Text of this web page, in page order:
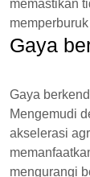
memastikan
Gaya
Gaya
Mengemudi
akselerasi
mengurangi